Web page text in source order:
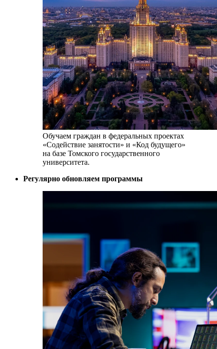
Обучаем граждан в федеральных проектах
«Содействие занятости» и «Код будущего»
на базе Томского государственного
университета.
Регулярно обновляем программы